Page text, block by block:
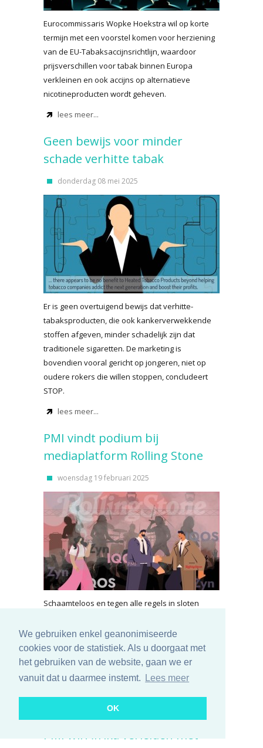
We gebruiken enkel geanonimiseerde
cookies voor de statistiek. Als u doorgaat met
het gebruiken van de website, gaan we er
vanuit dat u daarmee instemt.
Lees meer
OK
Eurocommissaris Wopke Hoekstra wil op korte
termijn met een voorstel komen voor herziening
van de EU-Tabaksaccijnsrichtlijn, waardoor
prijsverschillen voor tabak binnen Europa
verkleinen en ook accijns op alternatieve
nicotineproducten wordt geheven.
lees meer...
Geen bewijs voor minder
schade verhitte tabak
donderdag 08 mei 2025
Er is geen overtuigend bewijs dat verhitte-
tabaksproducten, die ook kankerverwekkende
stoffen afgeven, minder schadelijk zijn dat
traditionele sigaretten. De marketing is
bovendien vooral gericht op jongeren, niet op
oudere rokers die willen stoppen, concludeert
STOP.
lees meer...
PMI vindt podium bij
mediaplatform Rolling Stone
woensdag 19 februari 2025
Schaamteloos en tegen alle regels in sloten
editie van het popcultuurtijdschriftRolling Stone
een sponsordeal rond een nieuw
muziekevenement. PMI krijgt op deze manier zijn
merken Iqos en Zyn onder de ogen van een
PMI wil Afrika verleiden met